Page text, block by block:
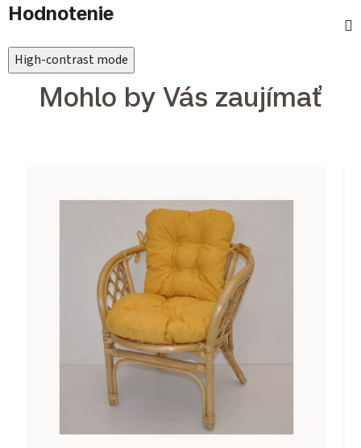
Hodnotenie
High-contrast mode
Mohlo by Vás zaujímať